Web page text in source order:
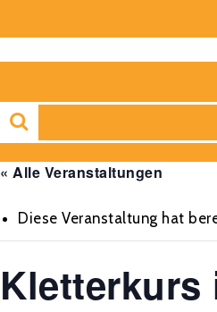
« Alle Veranstaltungen
Diese Veranstaltung hat
Kletterkurs